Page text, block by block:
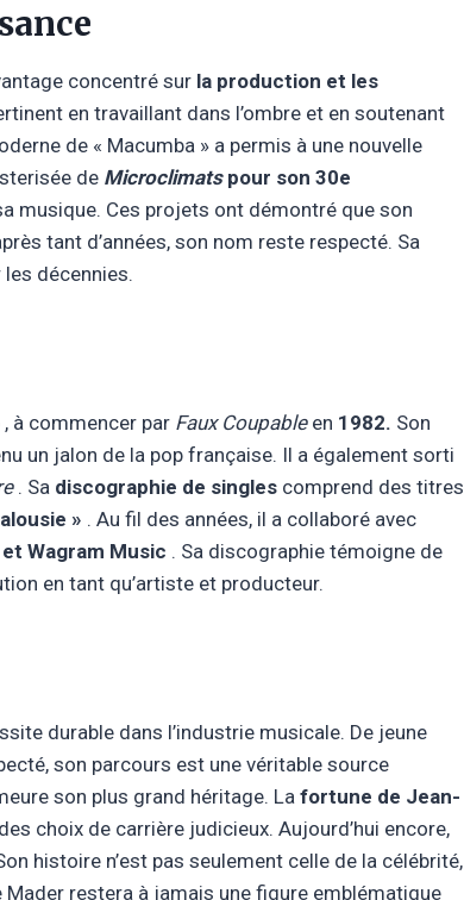
concentré sur la production et les
en travaillant dans l’ombre et en soutenant
de « Macumba » a permis à une nouvelle
de Microclimatspour son 30e
musique. Ces projets ont démontré que son
tant d’années, son nom reste respecté. Sa
décennies.
, à commencer par Faux Coupableen 1982. Son
un jalon de la pop française. Il a également sorti
. Sa discographie de singles comprend des titres
» . Au fil des années, il a collaboré avec
Wagram Music . Sa discographie témoigne de
en tant qu’artiste et producteur.
durable dans l’industrie musicale. De jeune
son parcours est une véritable source
son plus grand héritage. La fortune de Jean-
choix de carrière judicieux. Aujourd’hui encore,
histoire n’est pas seulement celle de la célébrité,
Mader restera à jamais une figure emblématique